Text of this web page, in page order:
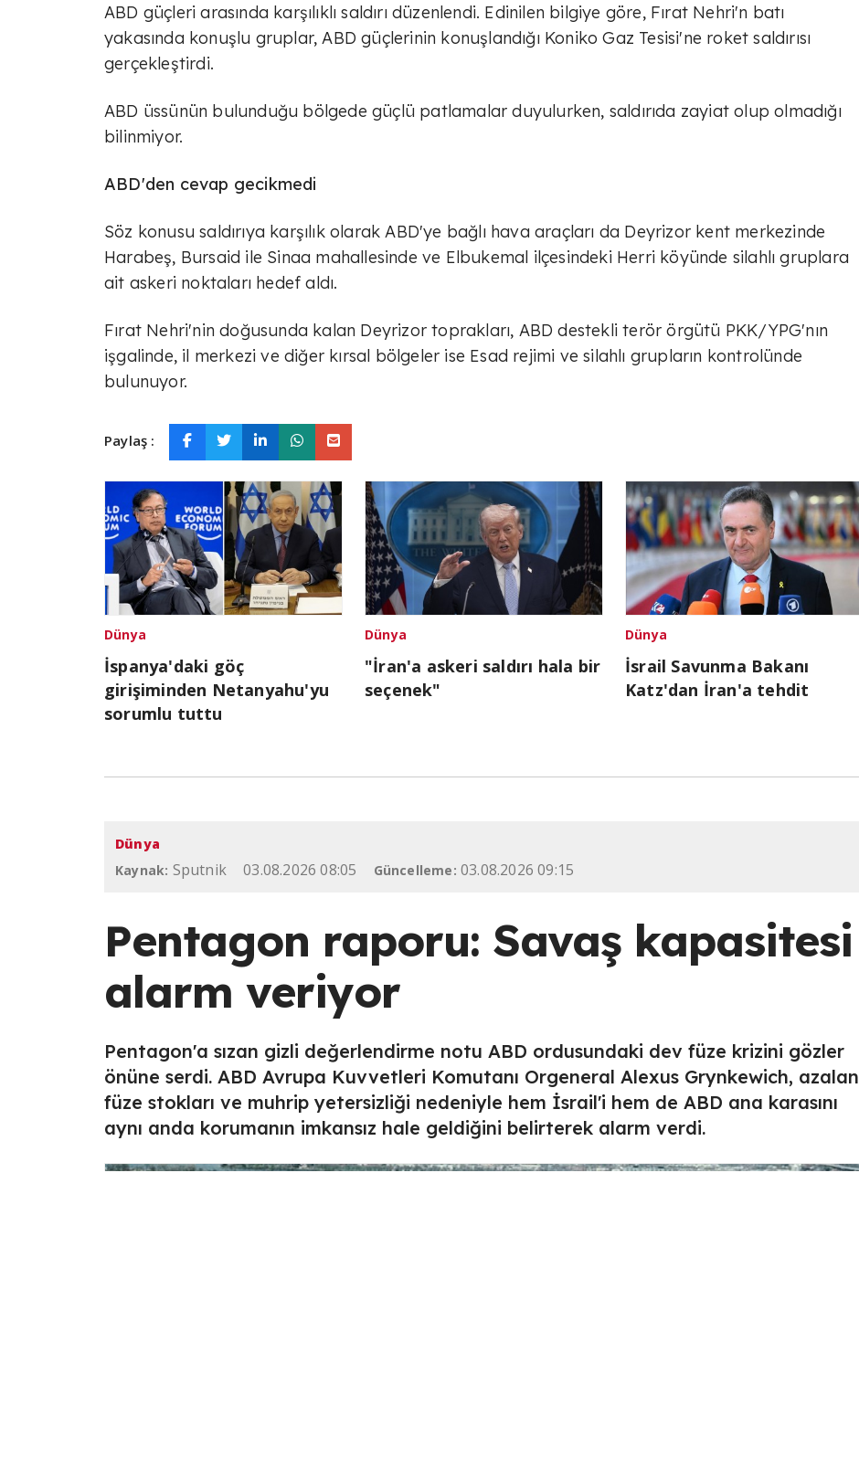
ABD güçleri arasında karşılıklı saldırı düzenlendi. Edinilen bilgiye göre, Fırat Nehri'n batı
yakasında konuşlu gruplar, ABD güçlerinin konuşlandığı Koniko Gaz Tesisi'ne roket saldırısı
gerçekleştirdi.
ABD üssünün bulunduğu bölgede güçlü patlamalar duyulurken, saldırıda zayiat olup olmadığı
bilinmiyor.
ABD'den cevap gecikmedi
Söz konusu saldırıya karşılık olarak ABD'ye bağlı hava araçları da Deyrizor kent merkezinde
Harabeş, Bursaid ile Sinaa mahallesinde ve Elbukemal ilçesindeki Herri köyünde silahlı gruplara
ait askeri noktaları hedef aldı.
Fırat Nehri'nin doğusunda kalan Deyrizor toprakları, ABD destekli terör örgütü PKK/YPG'nın
işgalinde, il merkezi ve diğer kırsal bölgeler ise Esad rejimi ve silahlı grupların kontrolünde
bulunuyor.
Paylaş :
Dünya
İspanya'daki göç
girişiminden Netanyahu'yu
sorumlu tuttu
Dünya
"İran'a askeri saldırı hala bir
seçenek"
Dünya
İsrail Savunma Bakanı
Katz'dan İran'a tehdit
Dünya
Kaynak: Sputnik 03.08.2026 08:05 Güncelleme:03.08.2026 09:15
Pentagon raporu: Savaş kapasitesi
alarm veriyor
Pentagon'a sızan gizli değerlendirme notu ABD ordusundaki dev füze krizini gözler
önüne serdi. ABD Avrupa Kuvvetleri Komutanı Orgeneral Alexus Grynkewich, azalan
füze stokları ve muhrip yetersizliği nedeniyle hem İsrail'i hem de ABD ana karasını
aynı anda korumanın imkansız hale geldiğini belirterek alarm verdi.